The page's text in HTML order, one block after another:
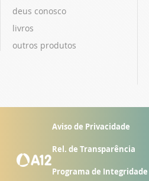
deus conosco
livros
outros produtos
Aviso de Privacidade
Rel. de Transparência
Programa de Integridade